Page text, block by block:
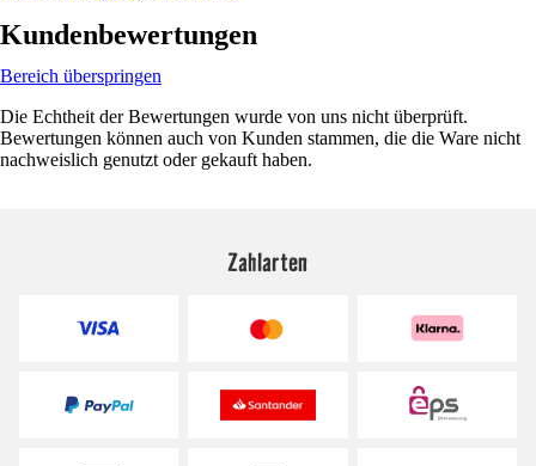
Kundenbewertungen
Bereich überspringen
Die Echtheit der Bewertungen wurde von uns nicht überprüft.
Bewertungen können auch von Kunden stammen, die die Ware nicht
nachweislich genutzt oder gekauft haben.
Zahlarten